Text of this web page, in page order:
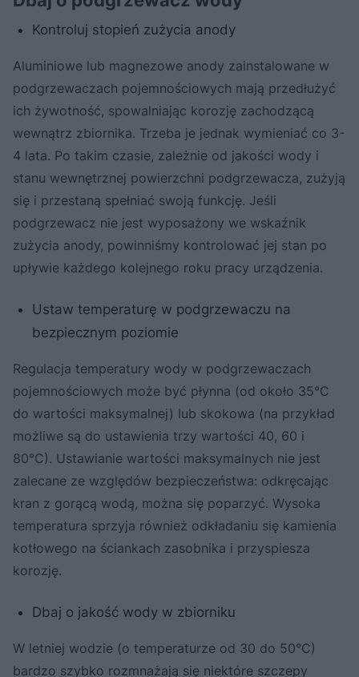
Kontroluj stopień zużycia anody
Aluminiowe lub magnezowe anody zainstalowane w
podgrzewaczach pojemnościowych mają przedłużyć
ich żywotność, spowalniając korozję zachodzącą
wewnątrz zbiornika. Trzeba je jednak wymieniać co 3-
4 lata. Po takim czasie, zależnie od jakości wody i
stanu wewnętrznej powierzchni podgrzewacza, zużyją
się i przestaną spełniać swoją funkcję. Jeśli
podgrzewacz nie jest wyposażony we wskaźnik
zużycia anody, powinniśmy kontrolować jej stan po
upływie każdego kolejnego roku pracy urządzenia.
Ustaw temperaturę w podgrzewaczu na
bezpiecznym poziomie
Regulacja temperatury wody w podgrzewaczach
pojemnościowych może być płynna (od około 35°C
do wartości maksymalnej) lub skokowa (na przykład
możliwe są do ustawienia trzy wartości 40, 60 i
80°C). Ustawianie wartości maksymalnych nie jest
zalecane ze względów bezpieczeństwa: odkręcając
kran z gorącą wodą, można się poparzyć. Wysoka
temperatura sprzyja również odkładaniu się kamienia
kotłowego na ściankach zasobnika i przyspiesza
korozję.
Dbaj o jakość wody w zbiorniku
W letniej wodzie (o temperaturze od 30 do 50°C)
bardzo szybko rozmnażają się niektóre szczepy